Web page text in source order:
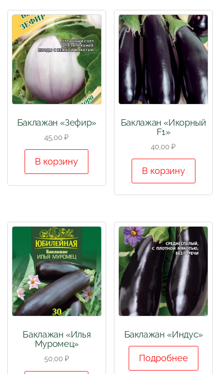
Баклажан «Зефир»
45,00₽
В корзину
Баклажан «Икорный
F1»
40,00₽
В корзину
Баклажан «Илья
Муромец»
50,00 ₽
Баклажан «Индус»
Подробнее